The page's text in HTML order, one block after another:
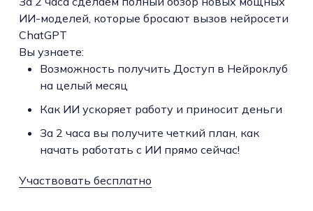
ИИ-моделей, которые бросают вызов нейросети
ChatGPT
Вы узнаете:
Возможность получить Доступ в Нейроклуб
на целый месяц
Как ИИ ускоряет работу и приносит деньги
За 2 часа вы получите четкий план, как
начать работать с ИИ прямо сейчас!
Участвовать бесплатно